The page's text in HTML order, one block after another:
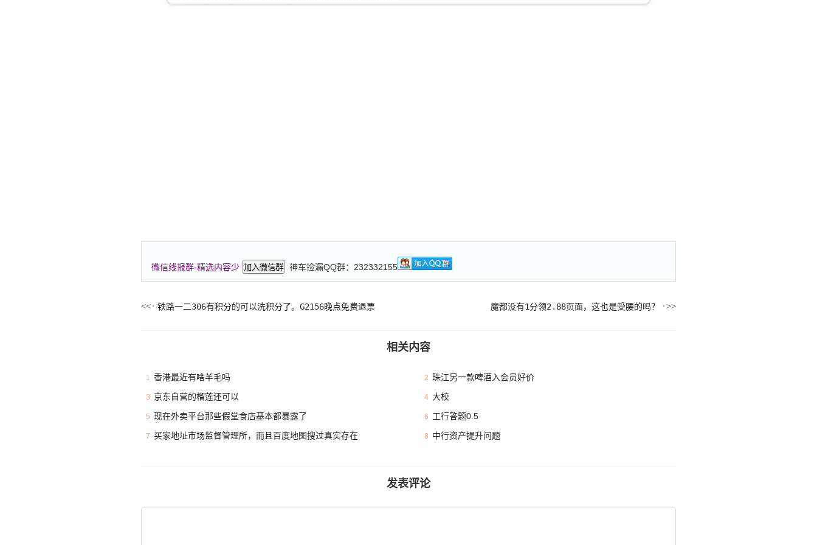
微信线报群-精选内容少 加入微信群 神车捡漏QQ群：232332155
铁路一二306有积分的可以洗积分了。G2156晚点免费退票 魔都没有1分领2.88页面，这也是受腰的吗？
相关内容
1 香港最近有啥羊毛吗 2 珠江另一款啤酒入会员好价
3 京东自营的榴莲还可以 4 大校
5 现在外卖平台那些假堂食店基本都暴露了 6 工行答题0.5
7 买家地址市场监督管理所，而且百度地图搜过真实存在 8 中行资产提升问题
发表评论